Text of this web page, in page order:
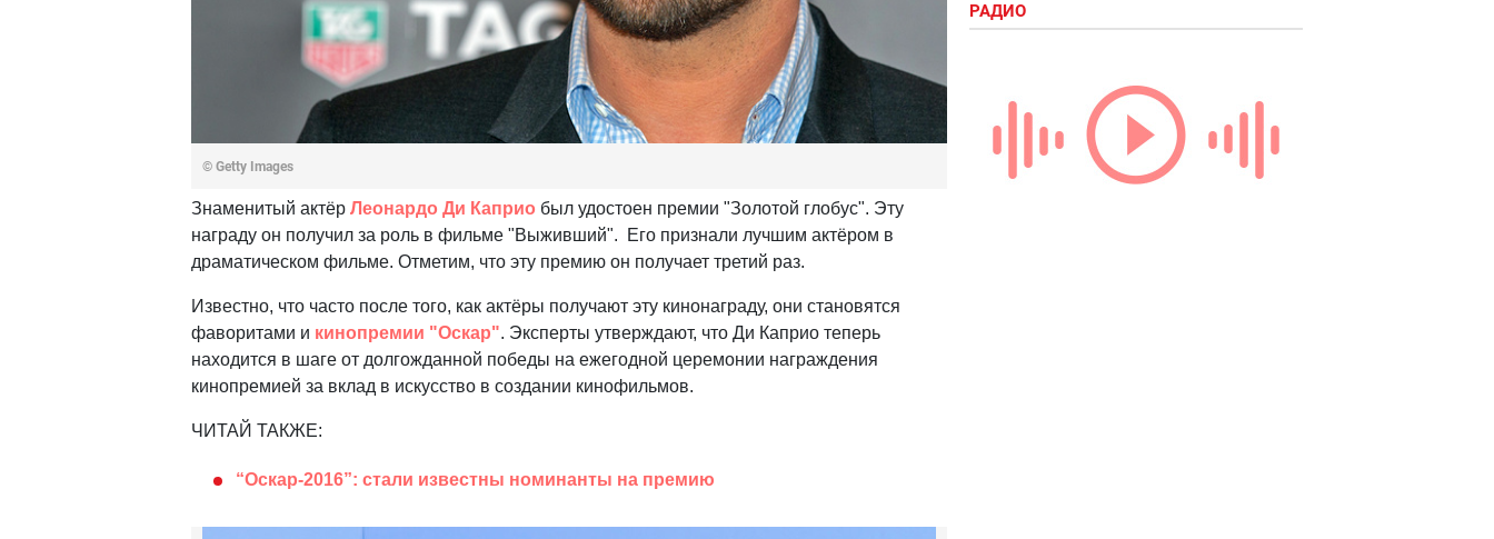
© Getty Images
Знаменитый актёр Леонардо Ди Каприо был удостоен премии "Золотой глобус". Эту
награду он получил за роль в фильме "Выживший". Его признали лучшим актёром в
драматическом фильме. Отметим, что эту премию он получает третий раз.
Известно, что часто после того, как актёры получают эту кинонаграду, они становятся
фаворитами и кинопремии "Оскар". Эксперты утверждают, что Ди Каприо теперь
находится в шаге от долгожданной победы на ежегодной церемонии награждения
кинопремией за вклад в искусство в создании кинофильмов.
ЧИТАЙ ТАКЖЕ:
“Оскар-2016”: стали известны номинанты на премию
РАДИО